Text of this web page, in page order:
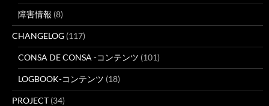
障害情報 (8)
CHANGELOG (117)
CONSA DE CONSA -コンテンツ (101)
LOGBOOK-コンテンツ (18)
PROJECT (34)